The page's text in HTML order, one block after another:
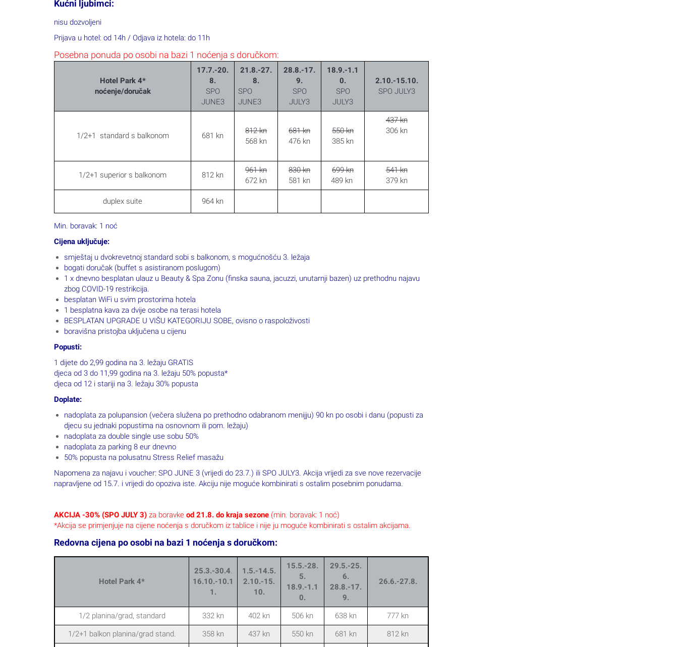
Kućni ljubimci:
nisu dozvoljeni
Prijava u hotel: od 14h / Odjava iz hotela: do 11h
Posebna ponuda po osobi na bazi 1 noćenja s doručkom:
Hotel Park 4*
noćenje/doručak
17.7.-20.
8.
SPO
JUNE3
21.8.-27.
8.
SPO
JUNE3
28.8.-17.
9.
SPO
JULY3
18.9.-1.1
0.
SPO
JULY3
2.10.-15.10.
SPO JULY3
1/2+1 standard s balkonom 681 kn
812 kn
568 kn
681 kn
476 kn
550 kn
385 kn
437 kn
306 kn
1/2+1 superior s balkonom 812 kn
961 kn
672 kn
830 kn
581 kn
699 kn
489 kn
541 kn
379 kn
duplex suite 964 kn
Min. boravak: 1 noć
Cijena uključuje:
smještaj u dvokrevetnoj standard sobi s balkonom, s mogućnošću 3. ležaja
bogati doručak (buffet s asistiranom poslugom)
1 x dnevno besplatan ulauz u Beauty & Spa Zonu (finska sauna, jacuzzi, unutarnji bazen) uz prethodnu najavu
zbog COVID-19 restrikcija.
besplatan WiFi u svim prostorima hotela
1 besplatna kava za dvije osobe na terasi hotela
BESPLATAN UPGRADE U VIŠU KATEGORIJU SOBE, ovisno o raspoloživosti
boravišna pristojba uključena u cijenu
Popusti:
1 dijete do 2,99 godina na 3. ležaju GRATIS
djeca od 3 do 11,99 godina na 3. ležaju 50% popusta*
djeca od 12 i stariji na 3. ležaju 30% popusta
Doplate:
nadoplata za polupansion (večera služena po prethodno odabranom menijju) 90 kn po osobi i danu (popusti za
djecu su jednaki popustima na osnovnom ili pom. ležaju)
nadoplata za double single use sobu 50%
nadoplata za parking 8 eur dnevno
50% popusta na polusatnu Stress Relief masažu
Napomena za najavu i voucher: SPO JUNE 3 (vrijedi do 23.7.) ili SPO JULY3. Akcija vrijedi za sve nove rezervacije
napravljene od 15.7. i vrijedi do opoziva iste. Akciju nije moguće kombinirati s ostalim posebnim ponudama.
AKCIJA -30% (SPO JULY 3) za boravke od 21.8. do kraja sezone (min. boravak: 1 noć)
*Akcija se primjenjuje na cijene noćenja s doručkom iz tablice i nije ju moguće kombinirati s ostalim akcijama.
Redovna cijena po osobi na bazi 1 noćenja s doručkom:
Hotel Park 4*
25.3.-30.4.
16.10.-10.1
1.
1.5.-14.5.
2.10.-15.
10.
15.5.-28.
5.
18.9.-1.1
0.
29.5.-25.
6.
28.8.-17.
9.
26.6.-27.8.
1/2 planina/grad, standard 332 kn 402 kn 506 kn 638 kn
777 kn
1/2+1 balkon planina/grad stand.
358 kn 437 kn 550 kn 681 kn 812 kn